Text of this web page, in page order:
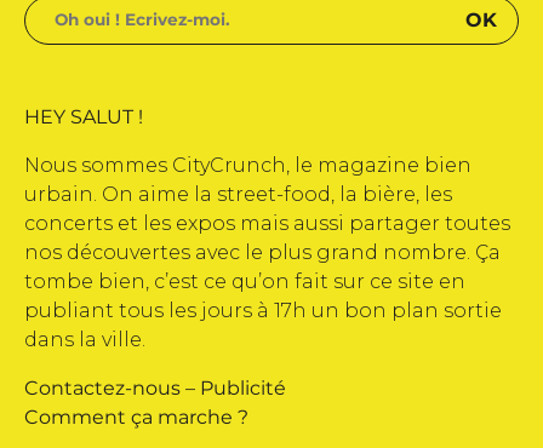
HEY SALUT !
Nous sommes CityCrunch, le magazine bien
urbain. On aime la street-food, la bière, les
concerts et les expos mais aussi partager toutes
nos découvertes avec le plus grand nombre. Ça
tombe bien, c’est ce qu’on fait sur ce site en
publiant tous les jours à 17h un bon plan sortie
dans la ville.
Contactez-nous – Publicité
Comment ça marche ?